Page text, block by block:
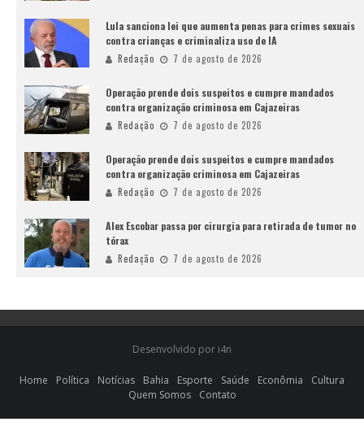
Lula sanciona lei que aumenta penas para crimes sexuais
contra crianças e criminaliza uso de IA
Redação 7 de agosto de 2026
Operação prende dois suspeitos e cumpre mandados
contra organização criminosa em Cajazeiras
Redação 7 de agosto de 2026
Operação prende dois suspeitos e cumpre mandados
contra organização criminosa em Cajazeiras
Redação 7 de agosto de 2026
Alex Escobar passa por cirurgia para retirada de tumor no
tórax
Redação 7 de agosto de 2026
Desenvolvido por i4n
Home Política Notícias Bahia Esporte Saúde Econômia
Cultura
Quem Somos
Contato